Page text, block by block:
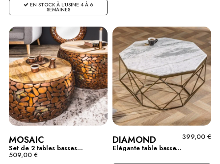
EN STOCK À L'USINE 4 À 6
SEMAINES
MOSAIC
Set de 2 tables basses...
509,00 €
DIAMOND
Elégante table basse...
399,00 €